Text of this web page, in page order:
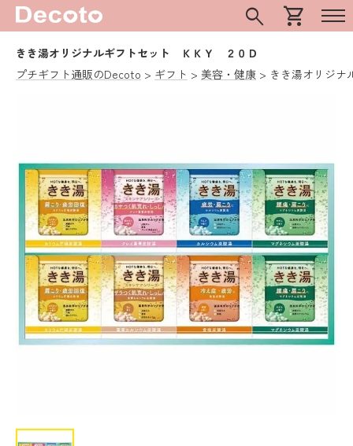
search shopping_cart
きき湯オリジナルギフトセット ＫＫＹ ２０Ｄ
プチギフト通販のDecoto
ギフト 美容・健康 きき湯オリジ